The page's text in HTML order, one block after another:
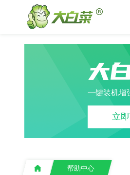
大
一键装机增
立
帮助中心